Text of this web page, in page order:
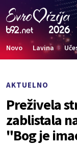
Novo Lavina
AKTUELNO
Preživela
zablistala
"Bog je